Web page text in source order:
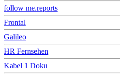
follow me.reports
Frontal
Galileo
HR Fernsehen
Kabel 1 Doku